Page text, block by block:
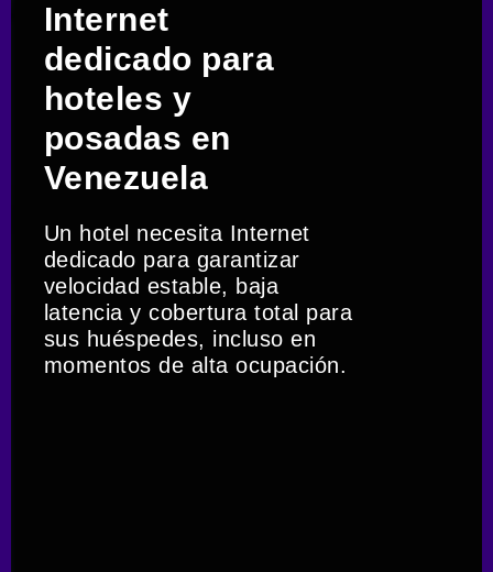
Internet
dedicado para
hoteles y
posadas en
Venezuela
Un hotel necesita Internet
dedicado para garantizar
velocidad estable, baja
latencia y cobertura total para
sus huéspedes, incluso en
momentos de alta ocupación.